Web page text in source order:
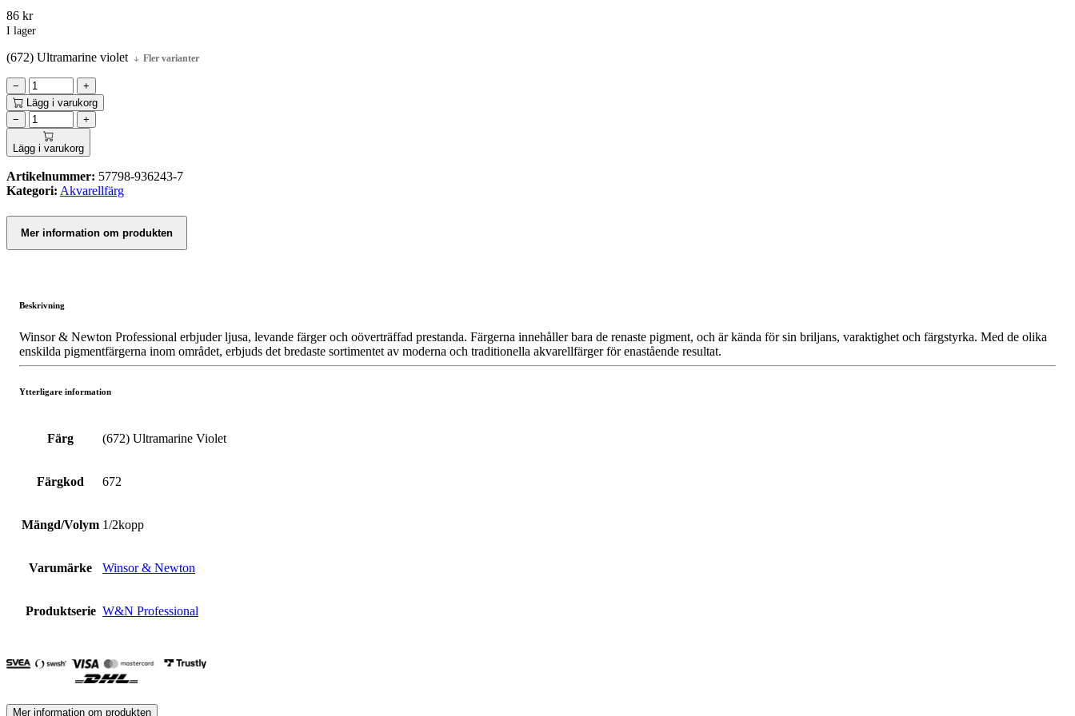
86 kr
I lager
(672) Ultramarine violet Fler varianter
−
+
Lägg i varukorg
−
+
Lägg i varukorg
Artikelnummer: 57798-936243-7
Kategori: Akvarellfärg
Mer information om produkten
Beskrivning
Winsor & Newton Professional erbjuder ljusa, levande färger och oöverträffad prestanda. Färgerna innehåller bara de renaste pigment, och är kända för sin briljans, varaktighet och färgstyrka. Med de olika
enskilda pigmentfärgerna inom området, erbjuds det bredaste sortimentet av moderna och traditionella akvarellfärger för enastående resultat.
Ytterligare information
Färg (672) Ultramarine Violet
Färgkod 672
Mängd/Volym 1/2kopp
Varumärke Winsor & Newton
Produktserie W&N Professional
Mer information om produkten